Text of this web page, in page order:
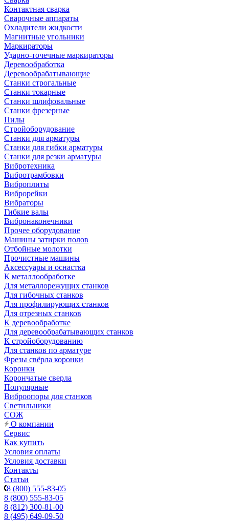
Контактная сварка
Сварочные аппараты
Охладители жидкости
Магнитные угольники
Маркираторы
Ударно-точечные маркираторы
Деревообработка
Деревообрабатывающие
Станки строгальные
Станки токарные
Станки шлифовальные
Станки фрезерные
Пилы
Стройоборудование
Станки для арматуры
Станки для гибки арматуры
Станки для резки арматуры
Вибротехника
Вибротрамбовки
Виброплиты
Виброрейки
Вибраторы
Гибкие валы
Вибронаконечники
Прочее оборудование
Машины затирки полов
Отбойные молотки
Прочистные машины
Аксeccyapы и оснастка
К металлообработке
Для металлорежущих станков
Для гибочных станков
Для профилирующих станков
Для отрезных станков
К деревообработке
Для деревообрабатывающих станков
К стройоборудованию
Для станков по арматуре
Фрезы свёрла коронки
Коронки
Корончатые сверла
Популярные
Виброопоры для станков
Светильники
СОЖ
О компании
Сервис
Как купить
Условия оплаты
Условия доставки
Контакты
Статьи
8 (800) 555-83-05
8 (800) 555-83-05
8 (812) 300-81-00
8 (495) 649-09-50